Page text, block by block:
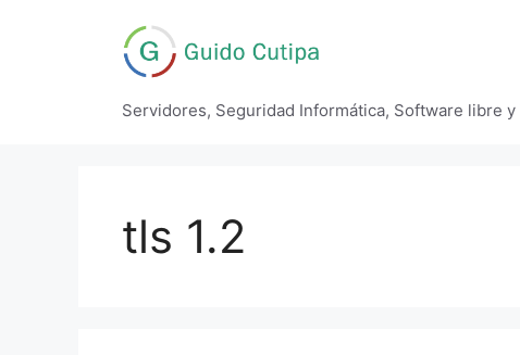
Servidores, Seguridad Informática, Software libre
tls 1.2